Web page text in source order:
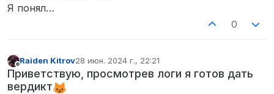
Достал на дороге пистолет и сказал
логи и скрины
да
Я понял…
0
Не в сети
Raiden Kitrov28 июн. 2024 г., 22:21
отредактировано
Приветствую, просмотрев логи я готов дать
вердикт